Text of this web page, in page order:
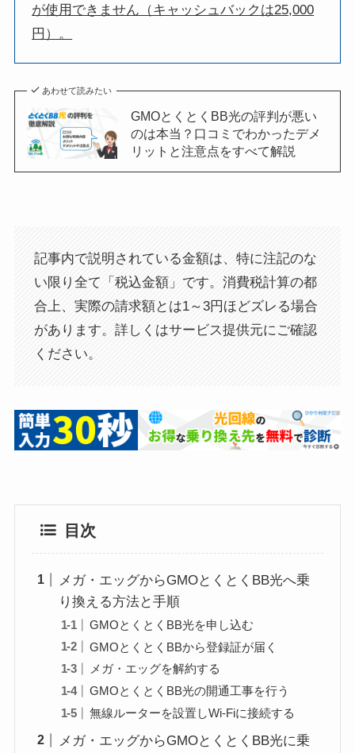
が使用できません（キャッシュバックは25,000
円）。
あわせて読みたい
GMOとくとくBB光の評判が悪い
のは本当？口コミでわかったデメ
リットと注意点をすべて解説
記事内で説明されている金額は、特に注記のな
い限り全て「税込金額」です。消費税計算の都
合上、実際の請求額とは1～3円ほどズレる場合
があります。詳しくはサービス提供元にご確認
ください。
目次
メガ・エッグからGMOとくとくBB光へ乗
り換える方法と手順
GMOとくとくBB光を申し込む
GMOとくとくBBから登録証が届く
メガ・エッグを解約する
GMOとくとくBB光の開通工事を行う
無線ルーターを設置しWi-Fiに接続する
メガ・エッグからGMOとくとくBB光に乗